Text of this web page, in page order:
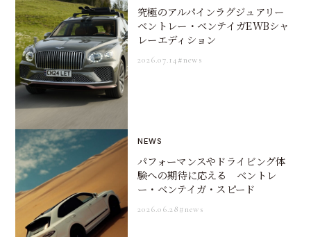
究極のアルパインラグジュアリー
ベントレー・ベンテイガEWBシャ
レーエディション
2026.07.14#news
NEWS
パフォーマンスやドライビング体
験への期待に応える ベントレ
ー・ベンテイガ・スピード
2026.06.28#news